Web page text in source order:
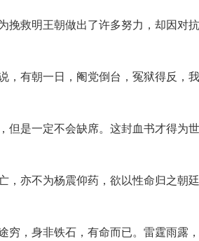
救明王朝做出了许多努力，却因对
有朝一日，阉党倒台，冤狱得反，
是一定不会缺席。这封血书才得为世
亦不为杨震仰药，欲以性命归之朝
，身非铁石，有命而已。雷霆雨露